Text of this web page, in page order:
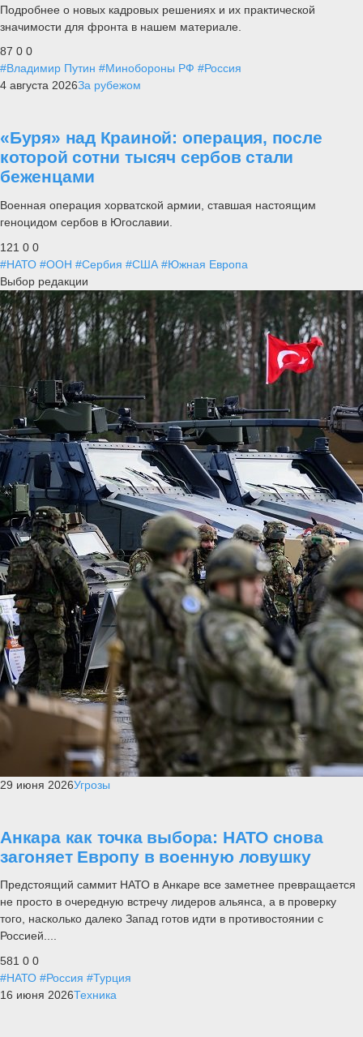
Подробнее о новых кадровых решениях и их практической
значимости для фронта в нашем материале.
87 0 0
#Владимир Путин #Минобороны РФ #Россия
4 августа 2026За рубежом
«Буря» над Краиной: операция, после
которой сотни тысяч сербов стали
беженцами
Военная операция хорватской армии, ставшая настоящим
геноцидом сербов в Югославии.
121 0 0
#НАТО #ООН #Сербия #США #Южная Европа
Выбор редакции
29 июня 2026Угрозы
Анкара как точка выбора: НАТО снова
загоняет Европу в военную ловушку
Предстоящий саммит НАТО в Анкаре все заметнее превращается
не просто в очередную встречу лидеров альянса, а в проверку
того, насколько далеко Запад готов идти в противостоянии с
Россией....
581 0 0
#НАТО #Россия #Турция
16 июня 2026Техника